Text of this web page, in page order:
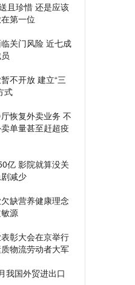
且珍惜 还是应该
第一位
关门风险 近七成
不开放 建立“三
式
恢复外卖业务 不
单量甚至赶超疫
亿 影院就算没关
减少
缺营养健康理念
源
彰大会在京举行
物流劳动者大军
我国外贸进出口